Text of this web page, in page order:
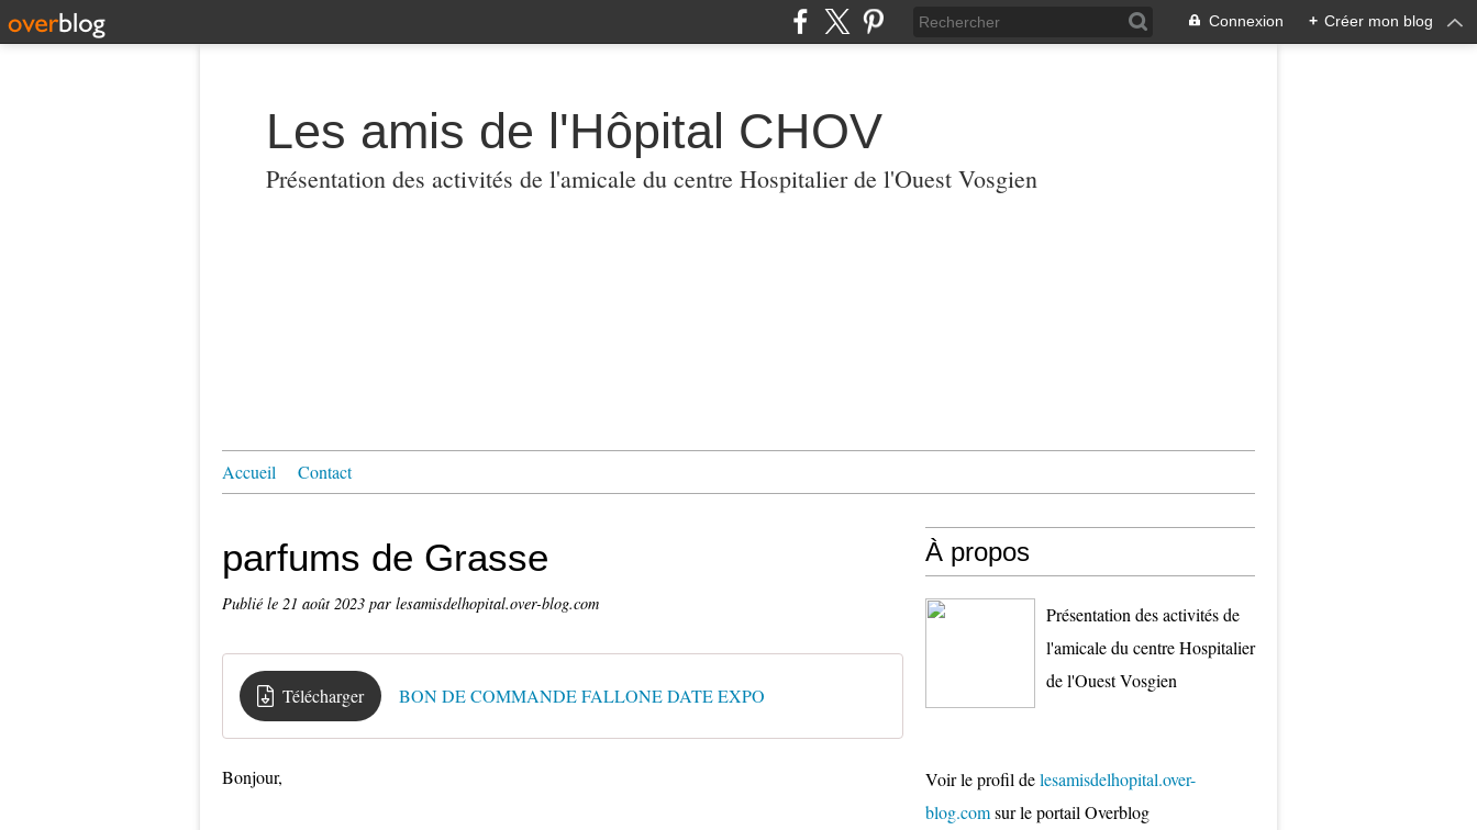
Connexion + Créer mon blog
Les amis de l'Hôpital CHOV
Présentation des activités de l'amicale du centre Hospitalier de l'Ouest Vosgien
Accueil Contact
parfums de Grasse
Publié le 21 août 2023 par lesamisdelhopital.over-blog.com
Télécharger BON DE COMMANDE FALLONE DATE EXPO
Bonjour,
À propos
Présentation des activités de
l'amicale du centre Hospitalier
de l'Ouest Vosgien
Voir le profil delesamisdelhopital.over-
blog.comsur le portail Overblog